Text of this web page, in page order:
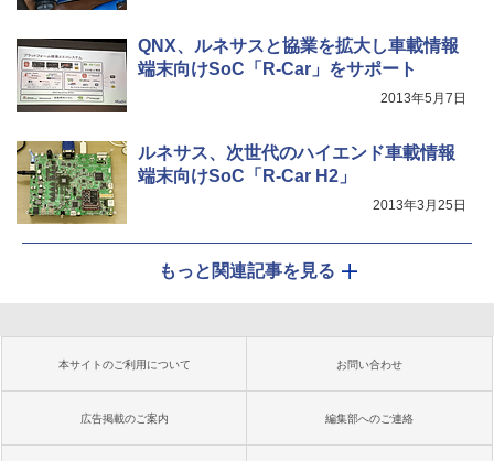
QNX、ルネサスと協業を拡大し車載情報
端末向けSoC「R-Car」をサポート
2013年5月7日
ルネサス、次世代のハイエンド車載情報
端末向けSoC「R-Car H2」
2013年3月25日
もっと関連記事を見る
本サイトのご利用について お問い合わせ
広告掲載のご案内 編集部へのご連絡